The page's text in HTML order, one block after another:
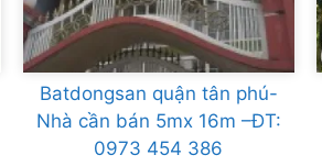
Batdongsan quận tân phú-
Nhà cần bán 5mx 16m –ĐT:
0973 454 386